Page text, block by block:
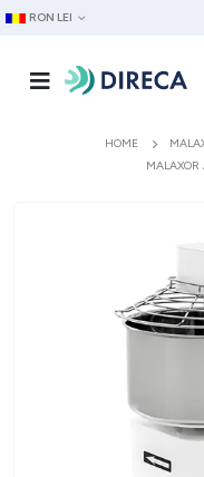
RON LEI
HOME
MALAXOR